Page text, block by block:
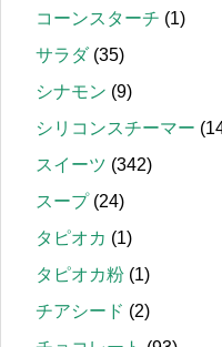
コーンスターチ (1)
サラダ(35)
シナモン (9)
シリコンスチーマー
スイーツ (342)
スープ(24)
タピオカ (1)
タピオカ粉 (1)
チアシード (2)